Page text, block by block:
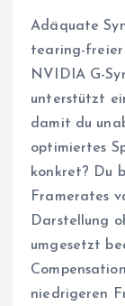
Adäquate
tearing-freier
NVIDIA G-
unterstützt
damit du
optimiertes
konkret? Du
Framerates
Darstellung
umgesetzt
niedrigeren